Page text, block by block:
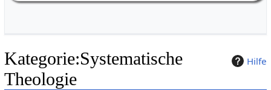
Hilfe
Kategorie:Systematische
Theologie